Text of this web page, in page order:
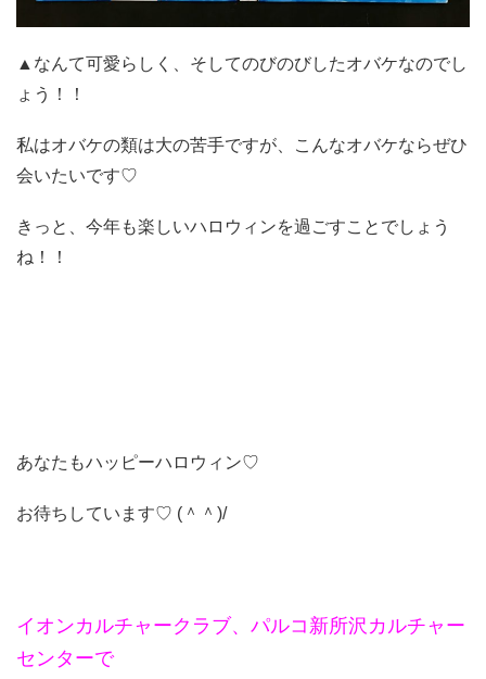
▲なんて可愛らしく、そしてのびのびしたオバケなのでし
ょう！！
私はオバケの類は大の苦手ですが、こんなオバケならぜひ
会いたいです♡
きっと、今年も楽しいハロウィンを過ごすことでしょう
ね！！
あなたもハッピーハロウィン♡
お待ちしています♡ (＾＾)/
イオンカルチャークラブ、パルコ新所沢カルチャー
センターで